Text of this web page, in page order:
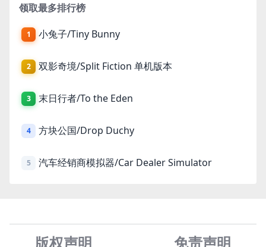
领取最多排行榜
1 小兔子/Tiny Bunny
2 双影奇境/Split Fiction 单机版本
3 末日行者/To the Eden
4 方块公国/Drop Duchy
5 汽车经销商模拟器/Car Dealer Simulator
版权声明 免责声明